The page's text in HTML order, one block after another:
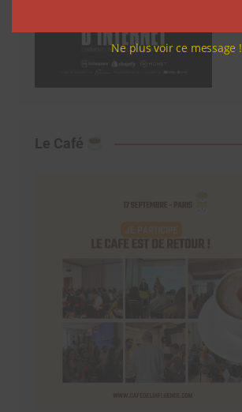
Le Café
Ne plus voir ce message !